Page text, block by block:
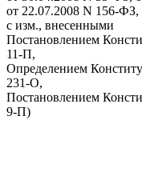
от 22.07.2008 N 156-
с изм., внесенными
Постановлением
11-П,
Определением
231-О,
Постановлением
9-П)